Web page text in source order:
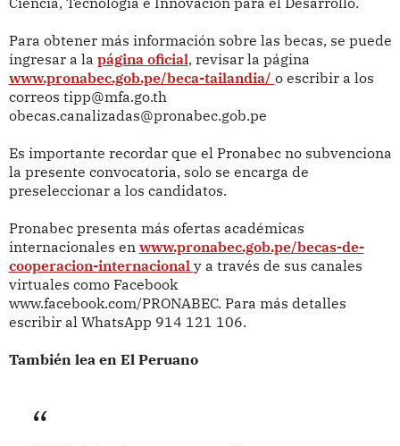
Para obtener más información sobre las becas, se puede
ingresar a la página oficial, revisar la página
www.pronabec.gob.pe/beca-tailandia/ o escribir a los
correos tipp@mfa.go.th
obecas.canalizadas@pronabec.gob.pe
Es importante recordar que el Pronabec no subvenciona
la presente convocatoria, solo se encarga de
preseleccionar a los candidatos.
Pronabec presenta más ofertas académicas
internacionales en www.pronabec.gob.pe/becas-de-
cooperacion-internacional y a través de sus canales
virtuales como Facebook
www.facebook.com/PRONABEC. Para más detalles
escribir al WhatsApp 914 121 106.
También lea en El Peruano